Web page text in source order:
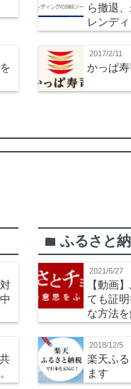
ら撤退
レンデ
2017/2/11
かっぱ
folder ふるさと
2021/6/27
【動画
ても証
な方法を
2018/12/5
楽天ふ
ます